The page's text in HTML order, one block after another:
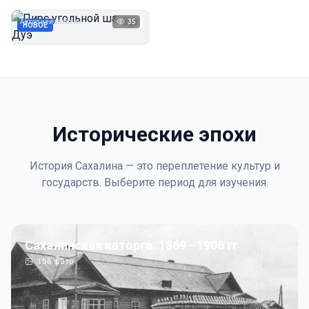
НОВОЕ 1923
Автор неизвестен 35
Исторические эпохи
История Сахалина — это переплетение культур и
государств. Выберите период для изучения.
Сахалинская каторга: 1869 - 1906 гг
156фото